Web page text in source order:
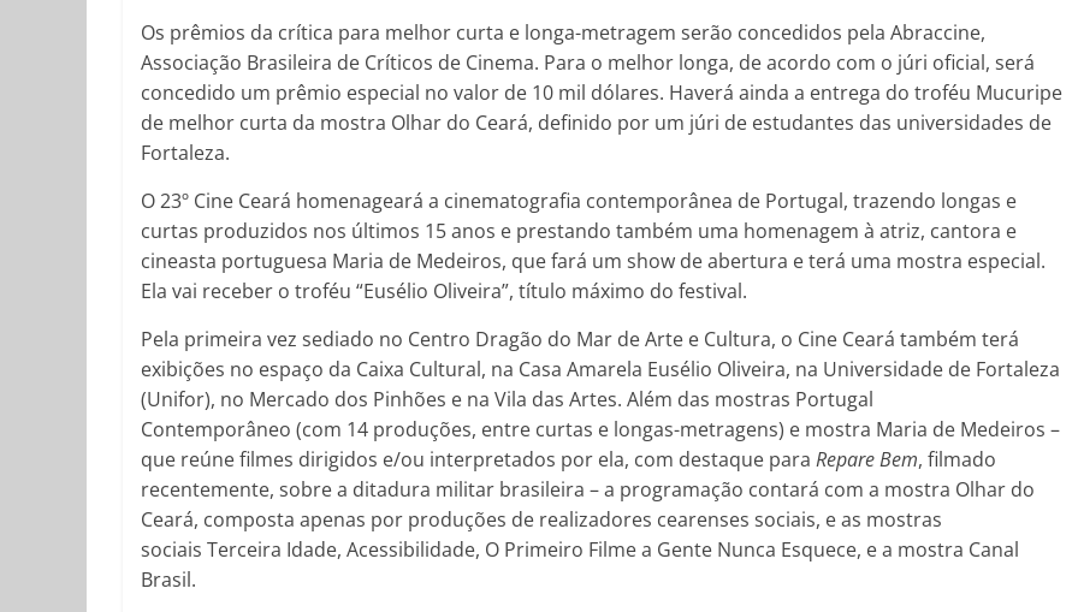
Os prêmios da crítica para melhor curta e longa-metragem serão concedidos pela Abraccine,
Associação Brasileira de Críticos de Cinema. Para o melhor longa, de acordo com o júri oficial, será
concedido um prêmio especial no valor de 10 mil dólares. Haverá ainda a entrega do troféu Mucuripe
de melhor curta da mostra Olhar do Ceará, definido por um júri de estudantes das universidades de
Fortaleza.
O 23º Cine Ceará homenageará a cinematografia contemporânea de Portugal, trazendo longas e
curtas produzidos nos últimos 15 anos e prestando também uma homenagem à atriz, cantora e
cineasta portuguesa Maria de Medeiros, que fará um show de abertura e terá uma mostra especial.
Ela vai receber o troféu “Eusélio Oliveira”, título máximo do festival.
Pela primeira vez sediado no Centro Dragão do Mar de Arte e Cultura, o Cine Ceará também terá
exibições no espaço da Caixa Cultural, na Casa Amarela Eusélio Oliveira, na Universidade de Fortaleza
(Unifor), no Mercado dos Pinhões e na Vila das Artes. Além das mostras Portugal
Contemporâneo (com 14 produções, entre curtas e longas-metragens) e mostra Maria de Medeiros –
que reúne filmes dirigidos e/ou interpretados por ela, com destaque para Repare Bem, filmado
recentemente, sobre a ditadura militar brasileira – a programação contará com a mostra Olhar do
Ceará, composta apenas por produções de realizadores cearenses sociais, e as mostras
sociais Terceira Idade, Acessibilidade, O Primeiro Filme a Gente Nunca Esquece, e a mostra Canal
Brasil.